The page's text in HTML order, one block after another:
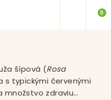
0
šípová (Rosa
s typickými červenými
množstvo zdraviu